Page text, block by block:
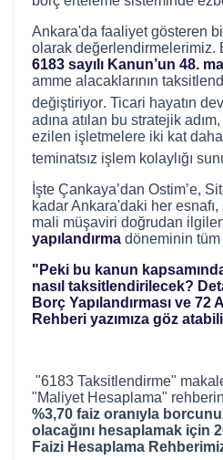
Ankara'da faaliyet gösteren
olarak değerlendirmelerimiz.
6183 sayılı Kanun’un 48.
amme alacaklarının
değiştiriyor. Ticari hayatın
adına atılan bu stratejik
ezilen işletmelere iki kat
teminatsız işlem kolaylığı
İşte Çankaya’dan Ostim’e,
kadar Ankara'daki her
mali müşaviri doğrudan
yapılandırma döneminin tüm
"Peki bu kanun
nasıl taksitlendirilecek?
Borç Yapılandırması ve 72
Rehberi yazımıza göz
"6183 Taksitlendirme"
"Maliyet Hesaplama"
%3,70 faiz oranıyla
olacağını hesaplamak için
Faizi Hesaplama